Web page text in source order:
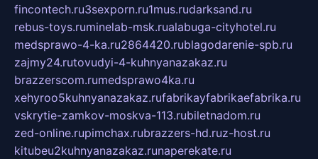
fincontech.ru3sexporn.ru1mus.rudarksand.ru
rebus-toys.ruminelab-msk.rualabuga-cityhotel.ru
medsprawo-4-ka.ru2864420.rublagodarenie-spb.ru
zajmy24.rutovudyi-4-kuhnyanazakaz.ru
brazzerscom.rumedsprawo4ka.ru
xehyroo5kuhnyanazakaz.rufabrikayfabrikaefabrika.ru
vskrytie-zamkov-moskva-113.rubiletnadom.ru
zed-online.rupimchax.rubrazzers-hd.ruz-host.ru
kitubeu2kuhnyanazakaz.runaperekate.ru